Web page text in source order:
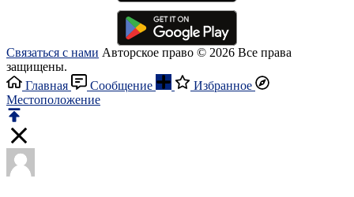
Связаться с нами Авторское право © 2026 Все права
защищены.
Главная
Сообщение
Избранное
Местоположение